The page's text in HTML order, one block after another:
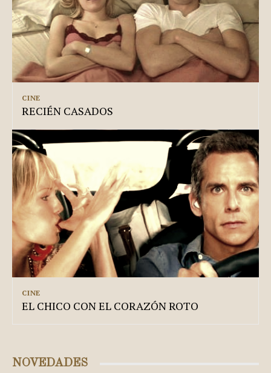
CINE
RECIÉN CASADOS
CINE
EL CHICO CON EL CORAZÓN ROTO
NOVEDADES